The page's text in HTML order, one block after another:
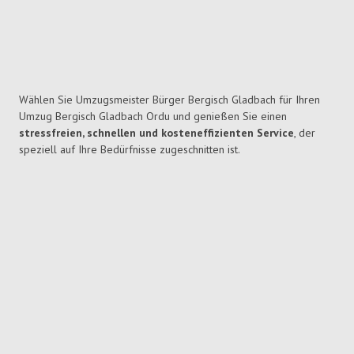
Wählen Sie Umzugsmeister Bürger Bergisch Gladbach für Ihren
Umzug Bergisch Gladbach Ordu und genießen Sie einen
stressfreien, schnellen und kosteneffizienten Service, der
speziell auf Ihre Bedürfnisse zugeschnitten ist.